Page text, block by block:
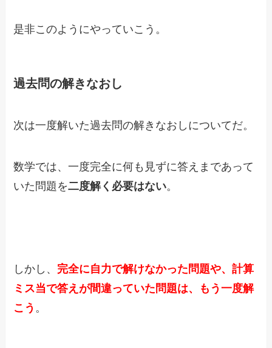
是非このようにやっていこう。
過去問の解きなおし
次は一度解いた過去問の解きなおしについてだ。
数学では、一度完全に何も見ずに答えまであって
いた問題を二度解く必要はない。
しかし、 完全に自力で解けなかった問題や、計算
ミス当で答えが間違っていた問題は、もう一度解
こう 。